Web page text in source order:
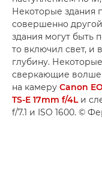
Некоторые здания
совершенно
здания могут быть
то включил свет, и
глубину.
сверкающие
на камеру Canon
TS-E 17mm f/4Lи
f/7.1 и ISO 1600. ©